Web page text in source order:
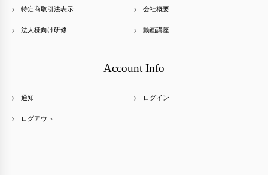
特定商取引法表示 会社概要
法人様向け研修 動画講座
Account Info
通知 ログイン
ログアウト